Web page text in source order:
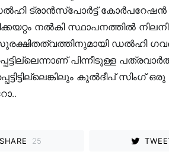
ട്രാൻസ്പോർട്ട് കോർപറേഷൻ
നല്‍കി സ്ഥാപനത്തിൽ
സുരക്ഷിതത്വത്തിനുമായി ഡൽഹി
പിന്നീടുള്ള
കുൽദീപ് സിംഗ്
SHARE 25